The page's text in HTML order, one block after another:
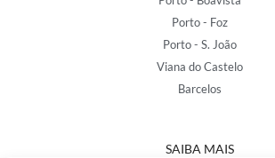
Porto - Foz
Porto - S. João
Viana do Castelo
Barcelos
SAIBA MAIS